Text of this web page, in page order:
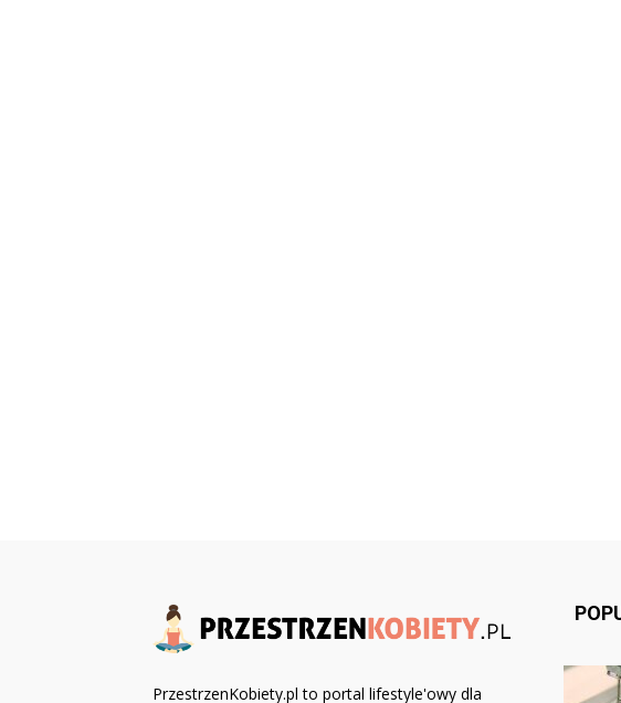
PrzestrzenKobiety.pl to portal lifestyle'owy dla